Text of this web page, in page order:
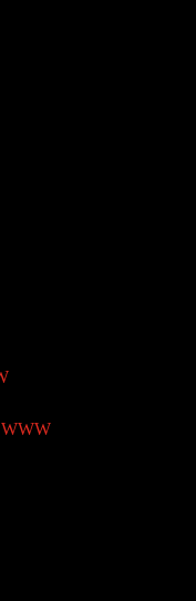
WWW